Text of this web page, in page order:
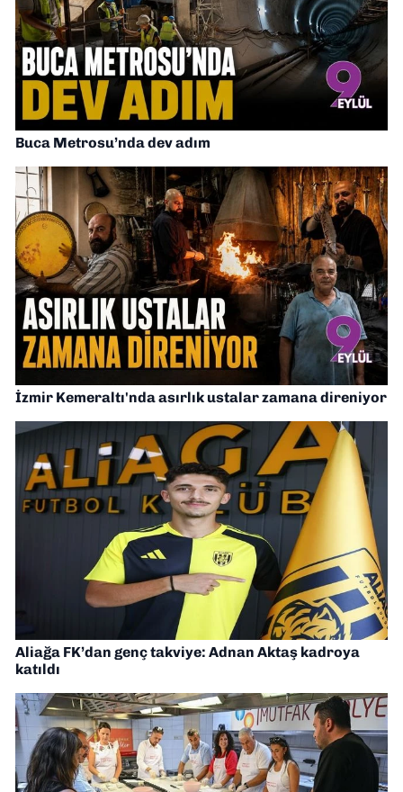
Buca Metrosu’nda dev adım
İzmir Kemeraltı'nda asırlık ustalar zamana direniyor
Aliağa FK’dan genç takviye: Adnan Aktaş kadroya
katıldı